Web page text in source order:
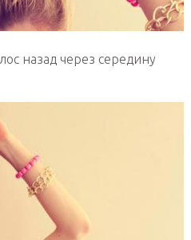
назад через середину